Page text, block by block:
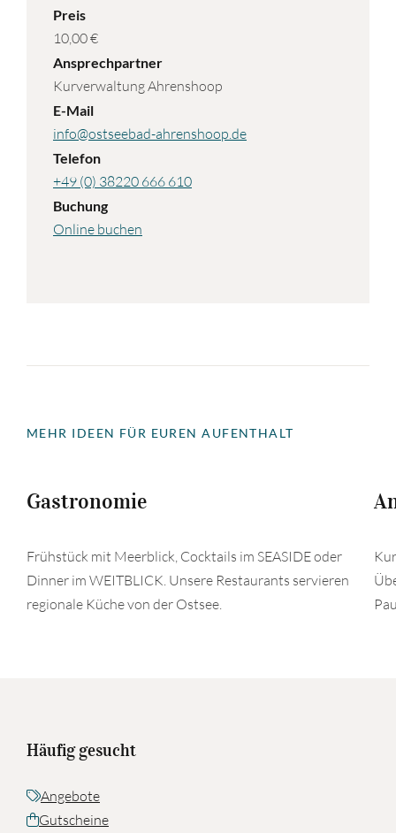
Preis
10,00 €
Ansprechpartner
Kurverwaltung Ahrenshoop
E-Mail
info@ostseebad-ahrenshoop.de
Telefon
+49 (0) 38220 666 610
Buchung
Online buchen
MEHR IDEEN FÜR EUREN AUFENTHALT
Gastronomie
Frühstück mit Meerblick, Cocktails im SEASIDE oder
Dinner im WEITBLICK. Unsere Restaurants servieren
regionale Küche von der Ostsee.
Häufig gesucht
Angebote
Gutscheine